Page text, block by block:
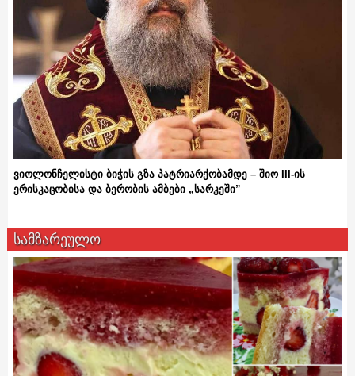
ვიოლონჩელისტი ბიჭის გზა პატრიარქობამდე – შიო III-ის
ერისკაცობისა და ბერობის ამბები „სარკეში”
სამზარეულო